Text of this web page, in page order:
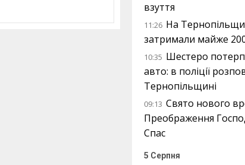
взуття
11:26 На
затримали майже 200
10:35 Шестеро
авто: в поліції
Тернопільщині
09:13 Свято нового
Преображення
Спас
5 Серпня